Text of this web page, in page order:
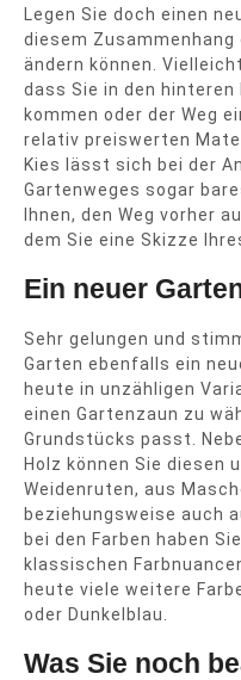
Legen Sie doch einen
diesem Zusammenhang
ändern können.
dass Sie in den
kommen oder der Weg
relativ preiswerten
Kies lässt sich bei der
Gartenweges sogar
Ihnen, den Weg vorher
dem Sie eine Skizze
Ein neuer
Sehr gelungen und
Garten ebenfalls ein
heute in unzähligen
einen Gartenzaun zu
Grundstücks passt.
Holz können Sie diesen
Weidenruten, aus
beziehungsweise auch
bei den Farben haben
klassischen
heute viele weitere
oder Dunkelblau.
Was Sie noch